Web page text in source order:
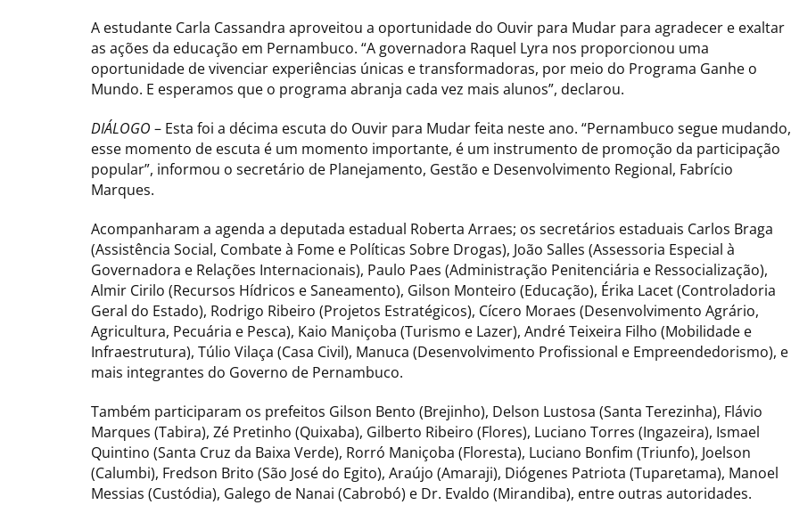
A estudante Carla Cassandra aproveitou a oportunidade do Ouvir para Mudar para agradecer e exaltar
as ações da educação em Pernambuco. “A governadora Raquel Lyra nos proporcionou uma
oportunidade de vivenciar experiências únicas e transformadoras, por meio do Programa Ganhe o
Mundo. E esperamos que o programa abranja cada vez mais alunos”, declarou.
DIÁLOGO – Esta foi a décima escuta do Ouvir para Mudar feita neste ano. “Pernambuco segue mudando,
esse momento de escuta é um momento importante, é um instrumento de promoção da participação
popular”, informou o secretário de Planejamento, Gestão e Desenvolvimento Regional, Fabrício
Marques.
Acompanharam a agenda a deputada estadual Roberta Arraes; os secretários estaduais Carlos Braga
(Assistência Social, Combate à Fome e Políticas Sobre Drogas), João Salles (Assessoria Especial à
Governadora e Relações Internacionais), Paulo Paes (Administração Penitenciária e Ressocialização),
Almir Cirilo (Recursos Hídricos e Saneamento), Gilson Monteiro (Educação), Érika Lacet (Controladoria
Geral do Estado), Rodrigo Ribeiro (Projetos Estratégicos), Cícero Moraes (Desenvolvimento Agrário,
Agricultura, Pecuária e Pesca), Kaio Maniçoba (Turismo e Lazer), André Teixeira Filho (Mobilidade e
Infraestrutura), Túlio Vilaça (Casa Civil), Manuca (Desenvolvimento Profissional e Empreendedorismo), e
mais integrantes do Governo de Pernambuco.
Também participaram os prefeitos Gilson Bento (Brejinho), Delson Lustosa (Santa Terezinha), Flávio
Marques (Tabira), Zé Pretinho (Quixaba), Gilberto Ribeiro (Flores), Luciano Torres (Ingazeira), Ismael
Quintino (Santa Cruz da Baixa Verde), Rorró Maniçoba (Floresta), Luciano Bonfim (Triunfo), Joelson
(Calumbi), Fredson Brito (São José do Egito), Araújo (Amaraji), Diógenes Patriota (Tuparetama), Manoel
Messias (Custódia), Galego de Nanai (Cabrobó) e Dr. Evaldo (Mirandiba), entre outras autoridades.